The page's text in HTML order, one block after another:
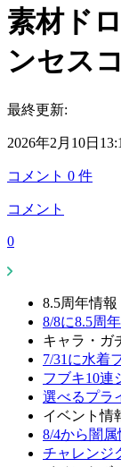
素材ド
ンセス
最終更新:
2026年2月10日
コメント 0 件
コメント
0
8.5周年情報
8/8に8.5周
キャラ・ガ
7/31に水着
フブキ10連
選べるプラ
イベント情
8/4から闇属
チャレンジ